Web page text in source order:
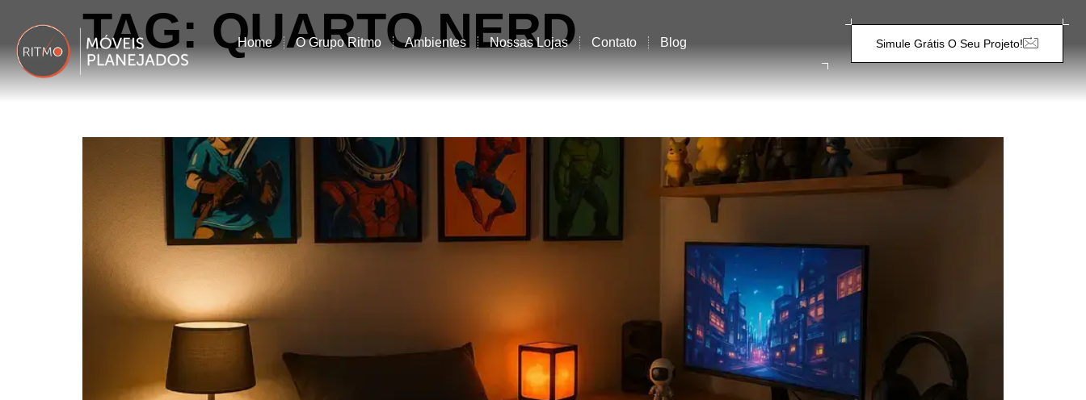
Home O Grupo Ritmo Ambientes Nossas Lojas Contato Blog Simule Grátis O Seu Projeto!
TAG: QUARTO NERD
MELHORES ACESSÓRIOS PARA QUARTO GEEK: DICAS PARA